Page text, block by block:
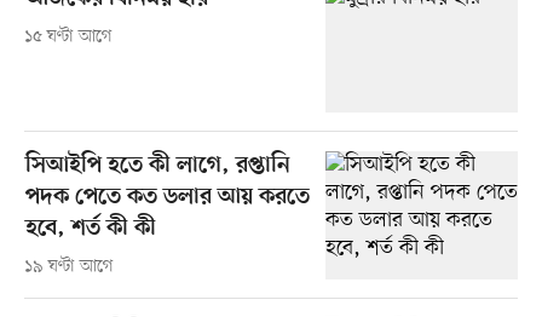
১৫ ঘণ্টা আগে
সিআইপি হতে কী লাগে, রপ্তানি
পদক পেতে কত ডলার আয় করতে
হবে, শর্ত কী কী
১৯ ঘণ্টা আগে